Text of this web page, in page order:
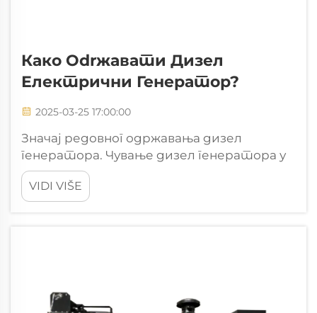
Како Оdrжавати Дизел
Електрични Генератор?
2025-03-25 17:00:00
Значај редовног одржавања дизел
генератора. Чување дизел генератора у
добром стању чини велику разлику у
погледу трајности и тога да ли ће
радити када их заправо буде требало.
VIDI VIŠE